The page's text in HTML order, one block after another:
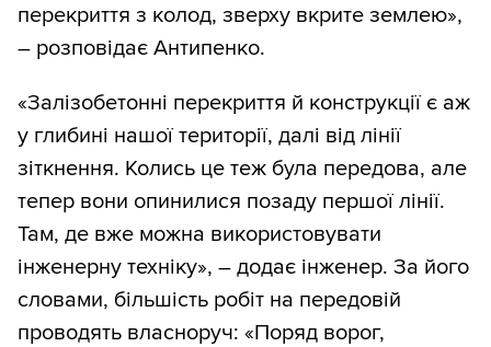
перекриття з колод, зверху вкрите землею»,
– розповідає Антипенко.
«Залізобетонні перекриття й конструкції є аж
у глибині нашої території, далі від лінії
зіткнення. Колись це теж була передова, але
тепер вони опинилися позаду першої лінії.
Там, де вже можна використовувати
інженерну техніку», – додає інженер. За його
словами, більшість робіт на передовій
проводять власноруч: «Поряд ворог,